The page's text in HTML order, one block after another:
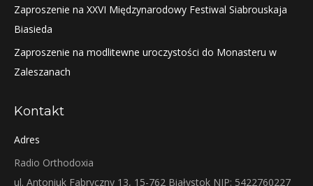
Zaproszenie na XXVI Międzynarodowy Festiwal Siabrouskaja
Biasieda
Zaproszenie na modlitewne uroczystości do Monasteru w
Zaleszanach
Kontakt
Adres
Radio Orthodoxia
ul. Antoniuk Fabryczny 13, 15-762 Białystok NIP: 5422760227